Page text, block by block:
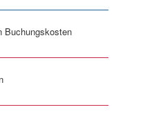
Buchungskosten